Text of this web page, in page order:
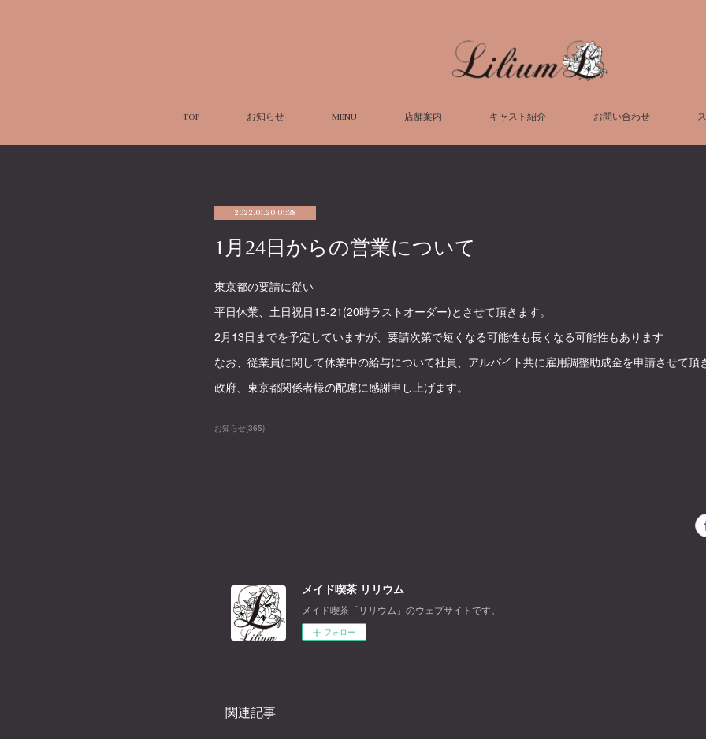
TOP お知らせ MENU 店舗案内 キャスト紹介 お問い合わせ
2022.01.20 01:38
1月24日からの営業について
東京都の要請に従い
平日休業、土日祝日15-21(20時ラストオーダー)とさせて頂きます。
2月13日までを予定していますが、要請次第で短くなる可能性も長くなる可能性もあります
なお、従業員に関して休業中の給与について社員、アルバイト共に雇用調整助成金を申請させて頂
政府、東京都関係者様の配慮に感謝申し上げます。
お知らせ(365)
メイド喫茶 リリウム
メイド喫茶「リリウム」のウェブサイトです。
フォロー
関連記事